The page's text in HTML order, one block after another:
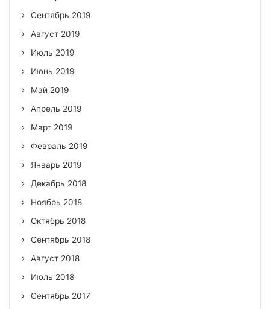
Сентябрь 2019
Август 2019
Июль 2019
Июнь 2019
Май 2019
Апрель 2019
Март 2019
Февраль 2019
Январь 2019
Декабрь 2018
Ноябрь 2018
Октябрь 2018
Сентябрь 2018
Август 2018
Июль 2018
Сентябрь 2017